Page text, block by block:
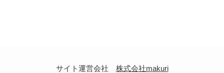
サイト運営会社 株式会社makuri